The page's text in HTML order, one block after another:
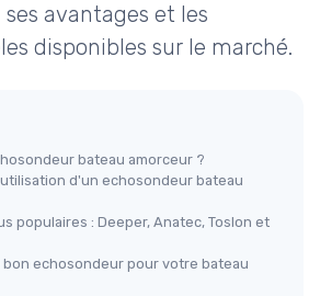
avantages et les
disponibles sur le marché.
bateau amorceur ?
d'un echosondeur bateau
populaires : Deeper, Anatec, Toslon et
bon echosondeur pour votre bateau